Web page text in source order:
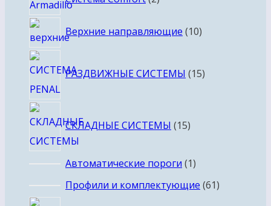
Верхние направляющие 1010
РАЗДВИЖНЫЕ СИСТЕМЫ 15товаров
СКЛАДНЫЕ СИСТЕМЫ 15товаров
Автоматические пороги 11
товар
Профили и комплектующие 6161